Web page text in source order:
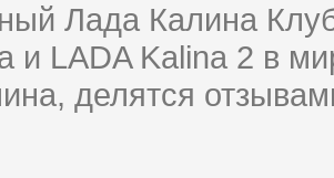
Лада Калина
и LADA Kalina 2 в
делятся